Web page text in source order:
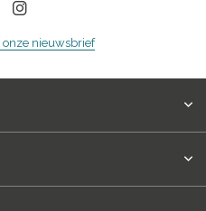
onze nieuwsbrief